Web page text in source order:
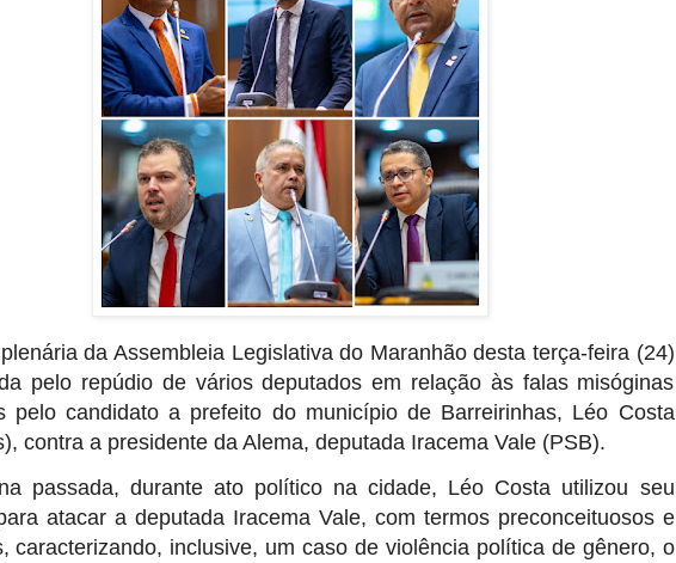
da Assembleia Legislativa do Maranhão desta terça-feira (24)
pelo repúdio de vários deputados em relação às falas misóginas
pelo candidato a prefeito do município de Barreirinhas, Léo Costa
contra a presidente da Alema, deputada Iracema Vale (PSB).
passada, durante ato político na cidade, Léo Costa utilizou seu
atacar a deputada Iracema Vale, com termos preconceituosos e
caracterizando, inclusive, um caso de violência política de gênero, o